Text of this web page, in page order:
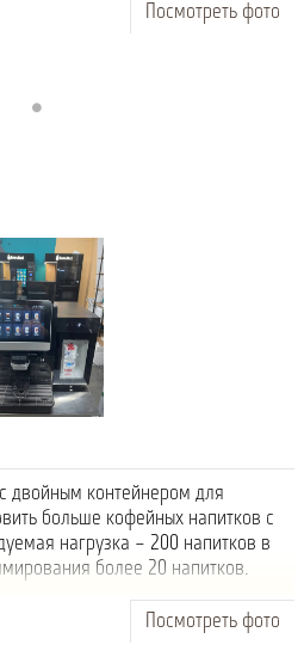
Посмотреть фото
двойным контейнером для
больше кофейных напитков с
нагрузка – 200 напитков в
более 20 напитков.
Посмотреть фото